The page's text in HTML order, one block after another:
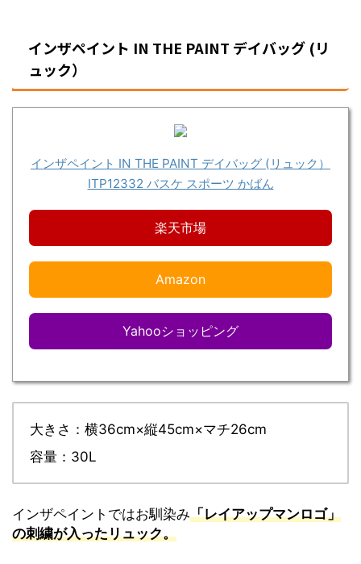
インザペイント IN THE PAINT デイバッグ (リ
ュック）
インザペイント IN THE PAINT デイバッグ (リュック）
ITP12332 バスケ スポーツ かばん
楽天市場
Amazon
Yahooショッピング
大きさ：横36cm×縦45cm×マチ26cm
容量：30L
インザペイントではお馴染み「レイアップマンロゴ」
の刺繍が入ったリュック。